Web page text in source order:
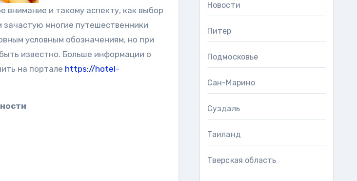
внимание и такому аспекту, как выбор
многие путешественники
условным обозначениям, но при
известно. Больше информации о
на портале https://hotel-
Новости
Питер
Подмосковье
Сан-Марино
Суздаль
Таиланд
Тверская область